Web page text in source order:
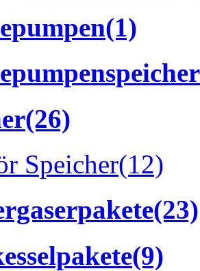
(1)
(26)
Speicher(12)
(23)
(9)